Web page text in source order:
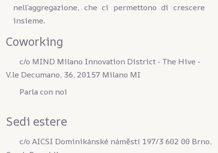
nell’aggregazione, che ci permettono di crescere
insieme.
Coworking
c/o MIND Milano Innovation District - The Hive -
V.le Decumano, 36, 20157 Milano MI
Parla con noi
Sedi estere
c/o AICSI Dominikánské náměstí 197/3 602 00 Brno,